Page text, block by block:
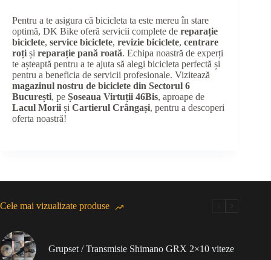
Pentru a te asigura că bicicleta ta este mereu în stare
optimă, DK Bike oferă servicii complete de reparație
biciclete, service biciclete, revizie biciclete, centrare
roți și reparație pană roată. Echipa noastră de experți
te așteaptă pentru a te ajuta să alegi bicicleta perfectă și
pentru a beneficia de servicii profesionale. Vizitează
magazinul nostru de biciclete din Sectorul 6
București, pe Șoseaua Virtuții 46Bis, aproape de
Lacul Morii și Cartierul Crângași, pentru a descoperi
oferta noastră!
Cele mai vizualizate produse
Grupset / Transmisie Shimano GRX 2×10 viteze